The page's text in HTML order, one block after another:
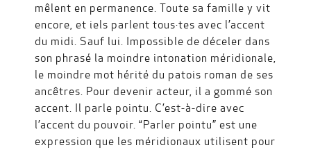
mêlent en permanence. Toute sa famille y vit
encore, et iels parlent tous·tes avec l’accent
du midi. Sauf lui. Impossible de déceler dans
son phrasé la moindre intonation méridionale,
le moindre mot hérité du patois roman de ses
ancêtres. Pour devenir acteur, il a gommé son
accent. Il parle pointu. C’est-à-dire avec
l’accent du pouvoir. “Parler pointu” est une
expression que les méridionaux utilisent pour